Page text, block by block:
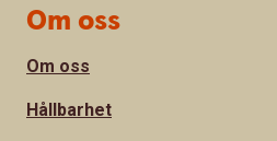
Om oss
Om oss
Hållbarhet